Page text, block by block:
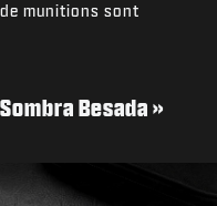
munitions sont
Besada »